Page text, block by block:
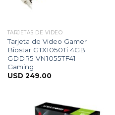
TARJETAS DE VIDEO
Tarjeta de Video Gamer
Biostar GTX1050Ti 4GB
GDDR5 VN1055TF41 –
Gaming
USD 249.00